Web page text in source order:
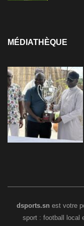
MÉDIATHÈQUE
dsports.sn est votre
sport : football local